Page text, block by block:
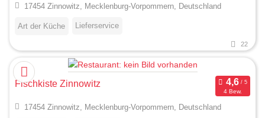
17454 Zinnowitz, Mecklenburg-Vorpommern, Deutschland
Art der Küche Lieferservice
22
Fischkiste Zinnowitz
4 Bew.
17454 Zinnowitz, Mecklenburg-Vorpommern, Deutschland